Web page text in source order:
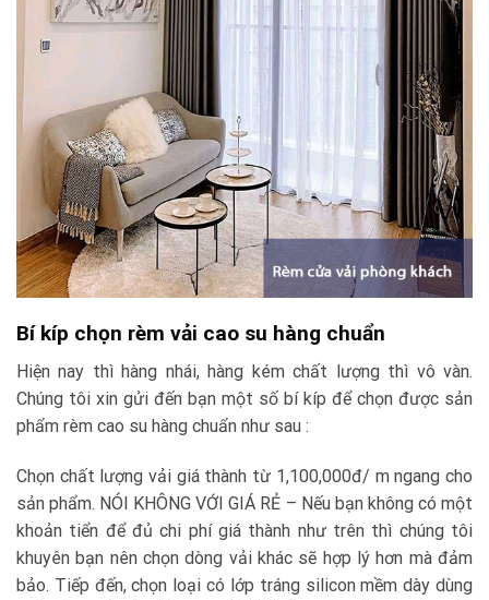
Bí kíp chọn rèm vải cao su hàng chuẩn
Hiện nay thì hàng nhái, hàng kém chất lượng thì vô vàn.
Chúng tôi xin gửi đến bạn một số bí kíp để chọn được sản
phẩm rèm cao su hàng chuẩn như sau :
Chọn chất lượng vải giá thành từ 1,100,000đ/ m ngang cho
sản phẩm. NÓI KHÔNG VỚI GIÁ RẺ – Nếu bạn không có một
khoản tiển để đủ chi phí giá thành như trên thì chúng tôi
khuyên bạn nên chọn dòng vải khác sẽ hợp lý hơn mà đảm
bảo. Tiếp đến, chọn loại có lớp tráng silicon mềm dày dùng